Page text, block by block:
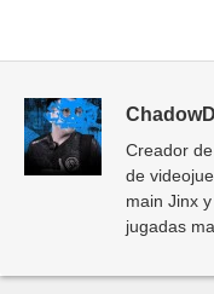
Creador
de
main Jinx
jugadas